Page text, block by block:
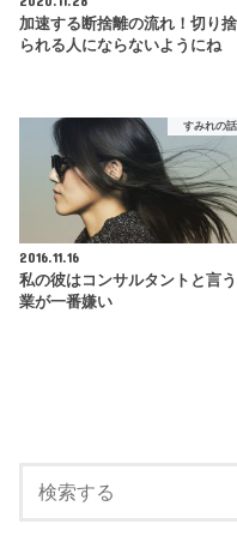
加速する断捨離の流れ！切り
られる人にならないようにね
すみれの話
2016.11.16
私の彼はコンサルタントと言
業が一番嫌い